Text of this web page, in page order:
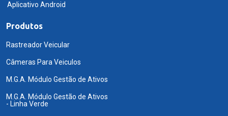
Aplicativo Android
Produtos
Rastreador Veicular
Câmeras Para Veiculos
M.G.A. Módulo Gestão de Ativos
M.G.A. Módulo Gestão de Ativos
- Linha Verde